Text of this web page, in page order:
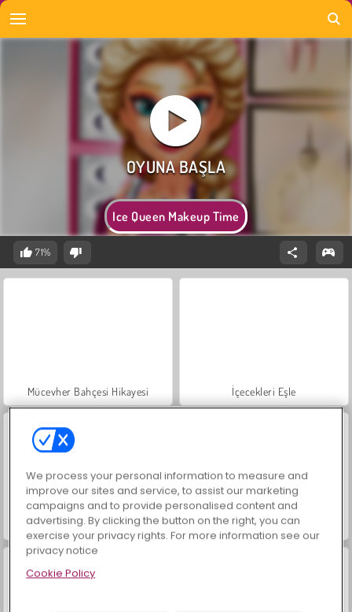
Ice Queen Makeup Time
71%
Mücevher Bahçesi Hikayesi İçecekleri Eşle
Büyük Mahjong Eşleme Trollface Quest: USA 2
We process your personal information to measure and
improve our sites and service, to assist our marketing
campaigns and to provide personalised content and
advertising. By clicking the button on the right, you can
exercise your privacy rights. For more information see our
privacy notice
Cookie Policy